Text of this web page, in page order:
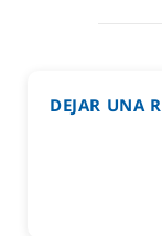
DEJAR UNA